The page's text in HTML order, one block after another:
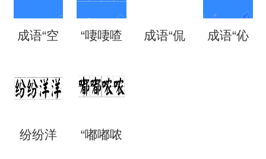
里？
读？用
来形容
语吗？
是什么
意思？
是什么 含义与
成语“空
洞”是什
么意
“啛啛喳
是什么
成语“侃 成语“伈
纷纷洋 “嘟嘟哝